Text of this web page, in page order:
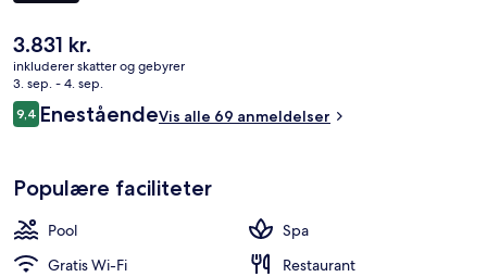
internationale retter er Aqua Orange en af 3 restauranter og 2
luksusfaciliteter tæller en gratis børneklub, en bar ved poolen og et
døgnåbent fitnesscenter.
Den
nuværende
pris
er
3.831 kr.
3.831 kr.
inkluderer skatter og gebyrer
3. sep. - 4. sep.
Anmeldelser
9,49,4 ud af 10.
EneståendeVis alle 69 anmeldelser
Populære faciliteter
Pool
Spa
Gratis Wi-Fi
Restaurant